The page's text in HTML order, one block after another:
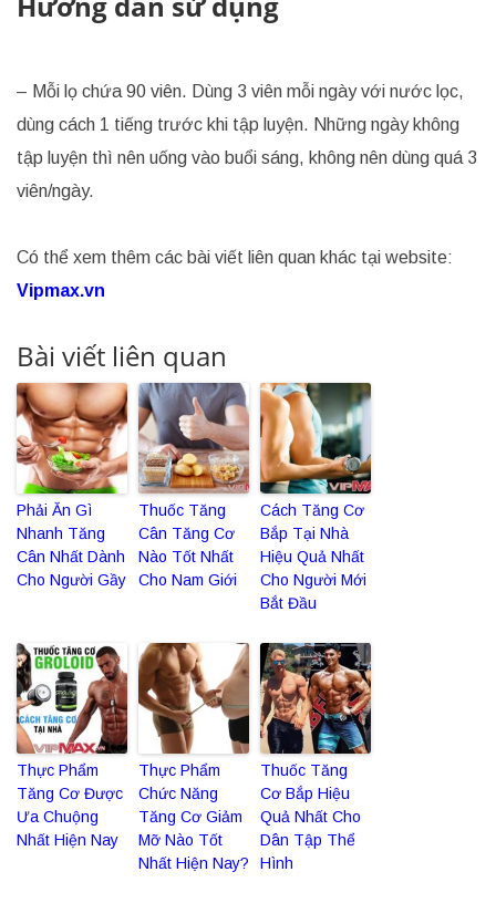
– Mỗi lọ chứa 90 viên. Dùng 3 viên mỗi ngày với nước lọc,
dùng cách 1 tiếng trước khi tập luyện. Những ngày không
tập luyện thì nên uống vào buổi sáng, không nên dùng quá 3
viên/ngày.
Có thể xem thêm các bài viết liên quan khác tại website:
Vipmax.vn
Bài viết liên quan
Phải Ăn Gì
Nhanh Tăng
Cân Nhất Dành
Cho Người Gầy
Thuốc Tăng
Cân Tăng Cơ
Nào Tốt Nhất
Cho Nam Giới
Cách Tăng Cơ
Bắp Tại Nhà
Hiệu Quả Nhất
Cho Người Mới
Bắt Đầu
Thực Phẩm
Tăng Cơ Được
Ưa Chuộng
Nhất Hiện Nay
Thực Phẩm
Chức Năng
Tăng Cơ Giảm
Mỡ Nào Tốt
Nhất Hiện Nay?
Thuốc Tăng
Cơ Bắp Hiệu
Quả Nhất Cho
Dân Tập Thể
Hình